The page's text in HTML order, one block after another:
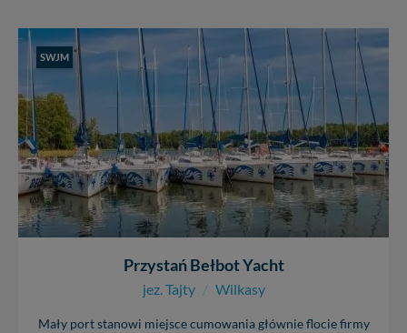
SWJM
Przystań Bełbot Yacht
jez. Tajty / Wilkasy
Mały port stanowi miejsce cumowania głównie flocie firmy